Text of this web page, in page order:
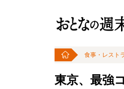
食事・レスト
東京、最強